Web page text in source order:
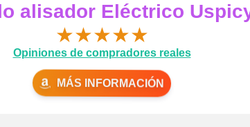
alisador Eléctrico
★★★★★
Opiniones de compradores reales
MÁS INFORMACIÓN